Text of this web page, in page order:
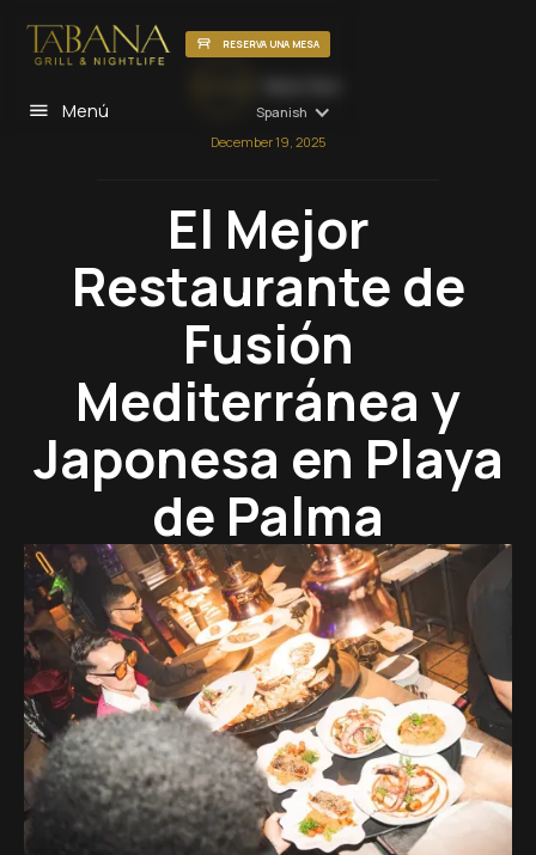
RESERVA UNA MESA
Menú Spanish
December 19, 2025
El Mejor
Restaurante de
Fusión
Mediterránea y
Japonesa en Playa
de Palma